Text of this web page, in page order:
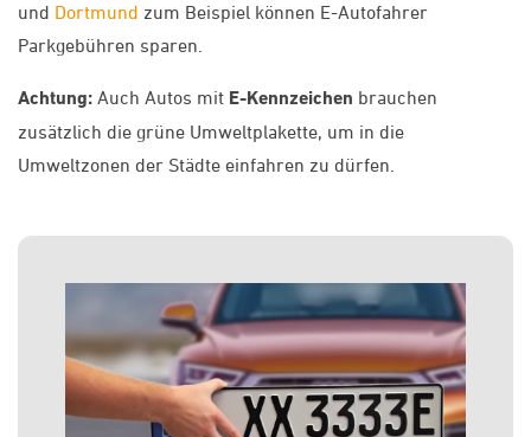
und Dortmund zum Beispiel können E-Autofahrer
Parkgebühren sparen.
Achtung: Auch Autos mit E-Kennzeichen brauchen
zusätzlich die grüne Umweltplakette, um in die
Umweltzonen der Städte einfahren zu dürfen.